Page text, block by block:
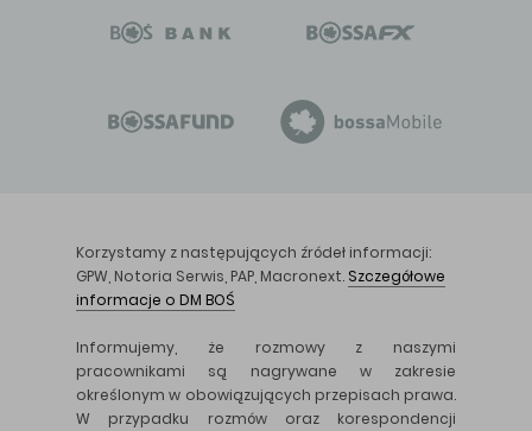
Korzystamy z następujących źródeł informacji:
GPW, Notoria Serwis, PAP, Macronext. Szczegółowe
informacje o DM BOŚ
Informujemy, że rozmowy z naszymi
pracownikami są nagrywane w zakresie
określonym w obowiązujących przepisach prawa.
W przypadku rozmów oraz korespondencji